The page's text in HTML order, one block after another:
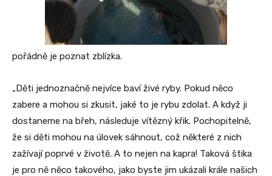
pořádně je poznat zblízka.
„Děti jednoznačně nejvíce baví živé ryby. Pokud něco
zabere a mohou si zkusit, jaké to je rybu zdolat. A když ji
dostaneme na břeh, následuje vítězný křik. Pochopitelně,
že si děti mohou na úlovek sáhnout, což některé z nich
zažívají poprvé v životě. A to nejen na kapra! Taková štika
je pro ně něco takového, jako byste jim ukázali krále našich